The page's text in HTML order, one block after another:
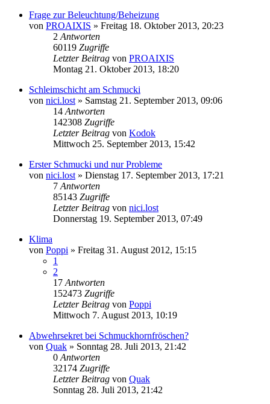
Frage zur Beleuchtung/Beheizung
von PROAIXIS » Freitag 18. Oktober 2013, 20:23
2 Antworten
60119 Zugriffe
Letzter Beitrag von PROAIXIS
Montag 21. Oktober 2013, 18:20
Schleimschicht am Schmucki
von nici.lost » Samstag 21. September 2013, 09:06
14 Antworten
142308 Zugriffe
Letzter Beitrag von Kodok
Mittwoch 25. September 2013, 15:42
Erster Schmucki und nur Probleme
von nici.lost » Dienstag 17. September 2013, 17:21
7 Antworten
85143 Zugriffe
Letzter Beitrag von nici.lost
Donnerstag 19. September 2013, 07:49
Klima
von Poppi » Freitag 31. August 2012, 15:15
1
2
17 Antworten
152473 Zugriffe
Letzter Beitrag von Poppi
Mittwoch 7. August 2013, 10:19
Abwehrsekret bei Schmuckhornfröschen?
von Quak » Sonntag 28. Juli 2013, 21:42
0 Antworten
32174 Zugriffe
Letzter Beitrag von Quak
Sonntag 28. Juli 2013, 21:42